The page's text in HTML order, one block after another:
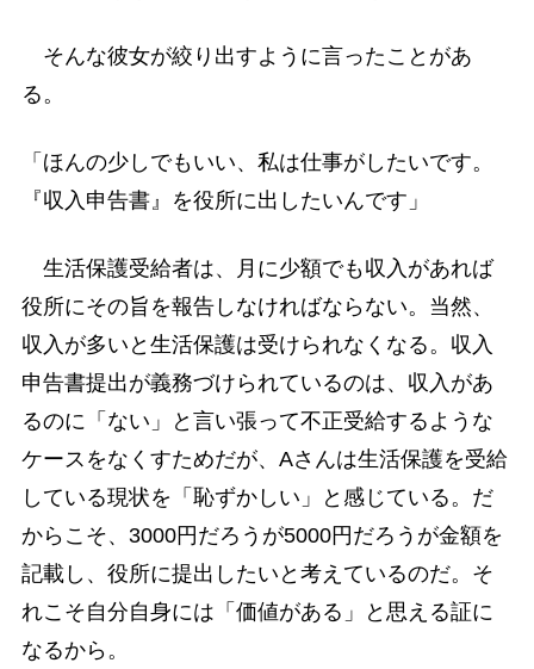
そんな彼女が絞り出すように言ったことがあ
る。
「ほんの少しでもいい、私は仕事がしたいです。
『収入申告書』を役所に出したいんです」
生活保護受給者は、月に少額でも収入があれば
役所にその旨を報告しなければならない。当然、
収入が多いと生活保護は受けられなくなる。収入
申告書提出が義務づけられているのは、収入があ
るのに「ない」と言い張って不正受給するような
ケースをなくすためだが、Aさんは生活保護を受給
している現状を「恥ずかしい」と感じている。だ
からこそ、3000円だろうが5000円だろうが金額を
記載し、役所に提出したいと考えているのだ。そ
れこそ自分自身には「価値がある」と思える証に
なるから。